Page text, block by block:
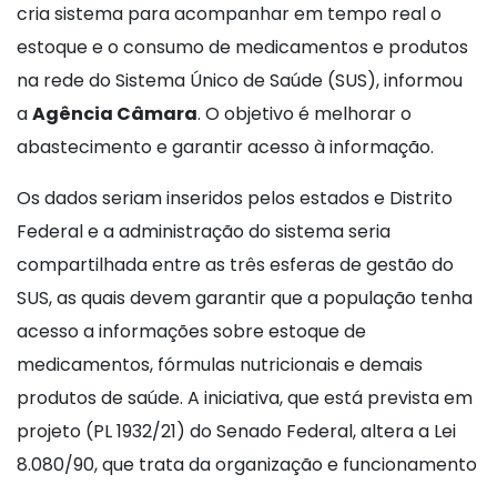
cria sistema para acompanhar em tempo real o
estoque e o consumo de medicamentos e produtos
na rede do Sistema Único de Saúde (SUS), informou
aAgência Câmara. O objetivo é melhorar o
abastecimento e garantir acesso à informação.
Os dados seriam inseridos pelos estados e Distrito
Federal e a administração do sistema seria
compartilhada entre as três esferas de gestão do
SUS, as quais devem garantir que a população tenha
acesso a informações sobre estoque de
medicamentos, fórmulas nutricionais e demais
produtos de saúde. A iniciativa, que está prevista em
projeto (PL 1932/21) do Senado Federal, altera a Lei
8.080/90, que trata da organização e funcionamento